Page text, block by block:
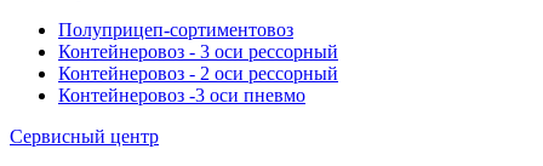
Полуприцеп-сортиментовоз
Контейнеровоз - 3 оси рессорный
Контейнеровоз - 2 оси рессорный
Контейнеровоз -3 оси пневмо
Сервисный центр